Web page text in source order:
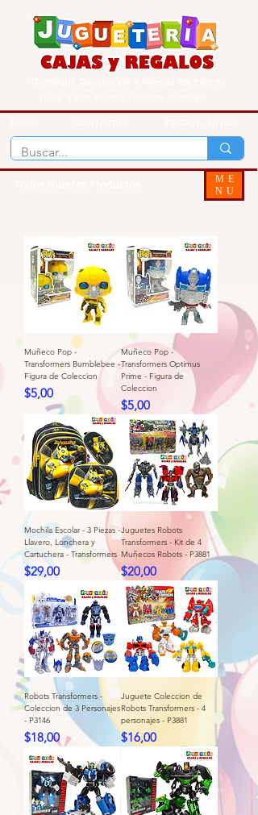
ME
NU
Muñeco Pop -
Transformers Bumblebee -
Figura de Coleccion
Precio
$5,00
Muñeco Pop -
Transformers Optimus
Prime - Figura de
Coleccion
Precio
$5,00
Mochila Escolar - 3 Piezas -
Llavero, Lonchera y
Cartuchera - Transformers
Precio
$29,00
Juguetes Robots
Transformers - Kit de 4
Muñecos Robots - P3881
Precio
$20,00
Robots Transformers -
Coleccion de 3 Personajes
- P3146
Precio
$18,00
Juguete Coleccion de
Robots Transformers - 4
personajes - P3881
Precio
$16,00